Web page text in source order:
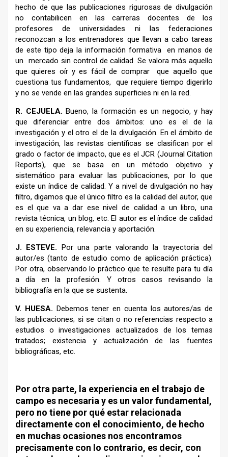
hecho de que las publicaciones rigurosas de divulgación
no contabilicen en las carreras docentes de los
profesores de universidades ni las federaciones
reconozcan a los entrenadores que llevan a cabo tareas
de este tipo deja la información formativa en manos de
un mercado sin control de calidad. Se valora más aquello
que quieres oír y es fácil de comprar que aquello que
cuestiona tus fundamentos, que requiere tiempo digerirlo
y no se vende en las grandes superficies ni en la red.
R. CEJUELA.Bueno, la formación es un negocio, y hay
que diferenciar entre dos ámbitos: uno es el de la
investigación y el otro el de la divulgación. En el ámbito de
investigación, las revistas científicas se clasifican por el
grado o factor de impacto, que es el JCR (Journal Citation
Reports), que se basa en un método objetivo y
sistemático para evaluar las publicaciones, por lo que
existe un índice de calidad. Y a nivel de divulgación no hay
filtro, digamos que el único filtro es la calidad del autor, que
es el que va a dar ese nivel de calidad a un libro, una
revista técnica, un blog, etc. El autor es el índice de calidad
en su experiencia, relevancia y aportación.
J. ESTEVE. Por una parte valorando la trayectoria del
autor/es (tanto de estudio como de aplicación práctica).
Por otra, observando lo práctico que te resulte para tu día
a día en la profesión. Y otros casos revisando la
bibliografía en la que se sustenta.
V. HUESA. Debemos tener en cuenta los autores/as de
las publicaciones; si se citan o no referencias respecto a
estudios o investigaciones actualizados de los temas
tratados; existencia y actualización de las fuentes
bibliográficas, etc.
Por otra parte, la experiencia en el trabajo de
campo es necesaria y es un valor fundamental,
pero no tiene por qué estar relacionada
directamente con el conocimiento, de hecho
en muchas ocasiones nos encontramos
precisamente con lo contrario, es decir, con